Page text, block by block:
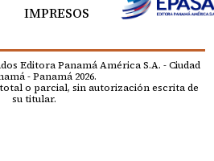
IMPRESOS
Editora Panamá América S.A. - Ciudad
- Panamá 2026.
o parcial, sin autorización escrita de
su titular.